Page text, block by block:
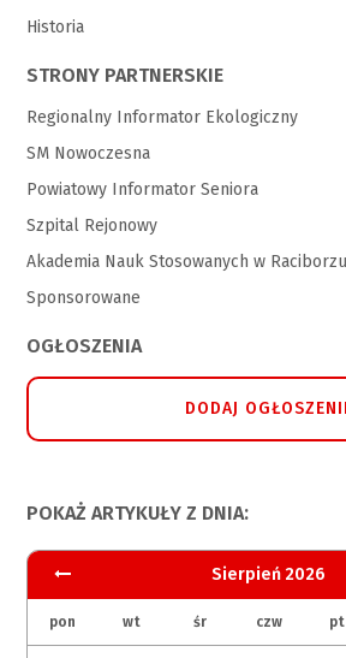
Historia
STRONY PARTNERSKIE
Regionalny Informator Ekologiczny
SM Nowoczesna
Powiatowy Informator Seniora
Szpital Rejonowy
Akademia Nauk Stosowanych w Raciborzu
Sponsorowane
OGŁOSZENIA
DODAJ
POKAŻ ARTYKUŁY Z DNIA:
Sierpień 2026
pon wt śr czw pt